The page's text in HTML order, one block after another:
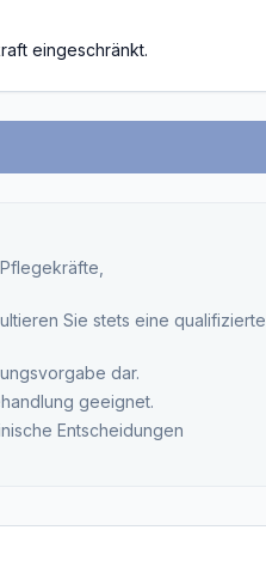
eingeschränkt.
Sie stets eine qualifizierte
dar.
geeignet.
Entscheidungen